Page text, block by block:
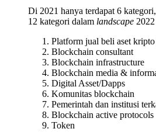
Di 2021 hanya terdapat 6
12 kategori dalam landscape
Platform jual beli aset
Blockchain consultant
Blockchain infrastructure
Blockchain media &
Digital Asset/Dapps
Komunitas blockchain
Pemerintah dan institusi
Blockchain active protocols
Token